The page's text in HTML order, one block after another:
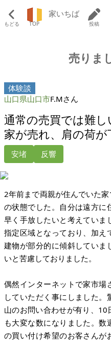
もどる TOP
家いちば
投稿
売りま
体験談
山口県山口市F.Mさん
通常の売買では難
家が売れ、肩の荷が
安堵 反響
2年前まで両親が住んでいた
の状態でした。自分は遠方に
早く手放したいと考えていま
指定区域となっており、加え
建物が部分的に傾斜していま
いと苦慮しておりました。
偶然インターネットで家市場
していただく事にしました
山のお問い合わせが有り、
も大変な数になりました。
の買い付け希望のお客さんが